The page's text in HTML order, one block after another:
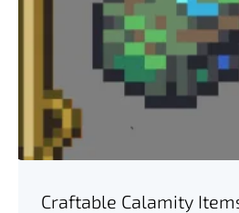
Craftable Calamity